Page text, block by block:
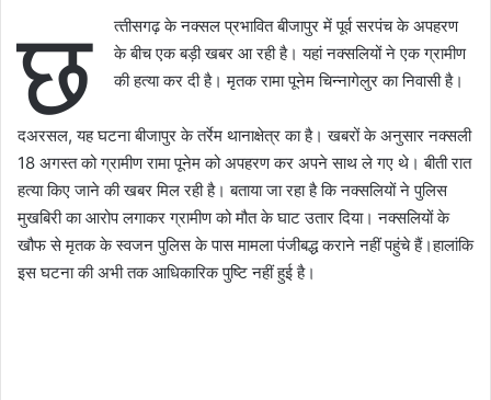
छ
त्‍तीसगढ़ के नक्‍सल प्रभावित बीजापुर में पूर्व सरपंच के अपहरण
के बीच एक बड़ी खबर आ रही है। यहां नक्‍सलियों ने एक ग्रामीण
की हत्या कर दी है। मृतक रामा पूनेम चिन्नागेलुर का निवासी है।
दअरसल, यह घटना बीजापुर के तर्रेम थानाक्षेत्र का है। खबरों के अनुसार नक्‍सली
18 अगस्त को ग्रामीण रामा पूनेम को अपहरण कर अपने साथ ले गए थे। बीती रात
हत्या किए जाने की खबर मिल रही है। बताया जा रहा है कि नक्‍सलियों ने पुलिस
मुखबिरी का आरोप लगाकर ग्रामीण को मौत के घाट उतार दिया। नक्‍सलियों के
खौफ से मृतक के स्‍वजन पुलिस के पास मामला पंजीबद्ध कराने नहीं पहुंचे हैं।हालांकि
इस घटना की अभी तक आधिकारिक पुष्टि नहीं हुई है।